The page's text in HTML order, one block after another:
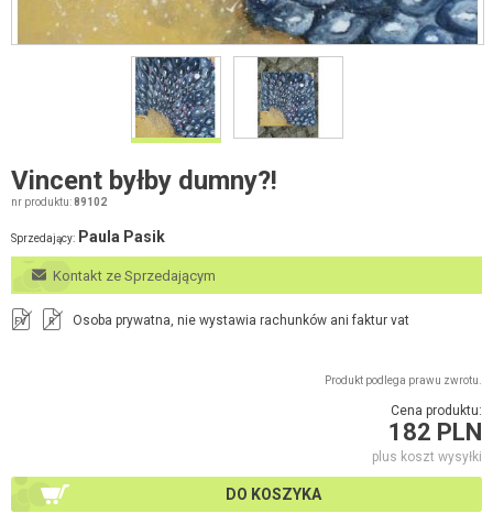
Vincent byłby dumny?!
nr produktu:89102
Sprzedający: Paula Pasik
Kontakt ze Sprzedającym
FV R Osoba prywatna, nie wystawia rachunków ani faktur vat
Produkt podlega prawu zwrotu.
Cena produktu:
182 PLN
plus koszt wysyłki
DO KOSZYKA